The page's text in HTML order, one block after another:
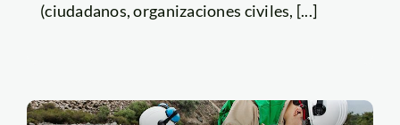
(ciudadanos, organizaciones civiles, [...]